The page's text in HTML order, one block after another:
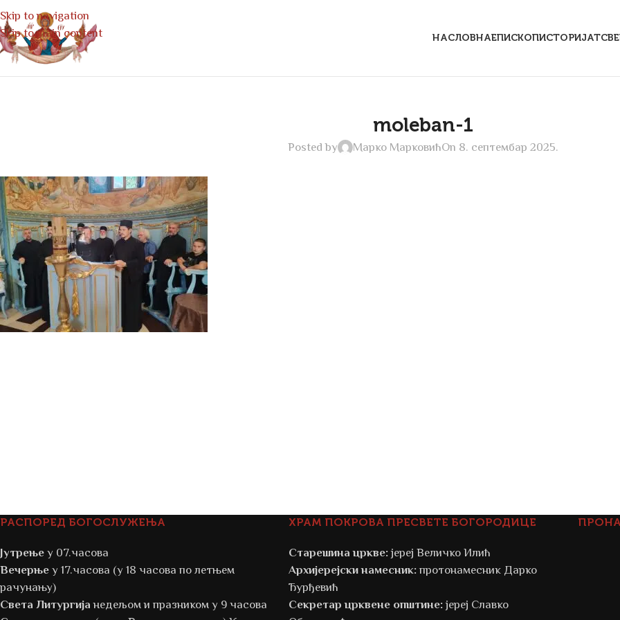
Skip to navigation
Skip to main content
НАСЛОВНАЕПИСКОПИСТОРИЈАТ
moleban-1
Posted by Марко МарковићOn 8. септембар 2025.
РАСПОРЕД БОГОСЛУЖЕЊА
Јутрење у 07.часова
Вечерње у 17.часова (у 18 часова по летњем
рачунању)
Света Литургија недељом и празником у 9 часова
ХРАМ ПОКРОВА ПРЕСВЕТЕ БОГОРОДИЦЕ
Старешина цркве:јереј Величко Илић
Архијерејски намесник:протонамесник Дарко
Ђурђевић
Секретар црквене општине:јереј Славко